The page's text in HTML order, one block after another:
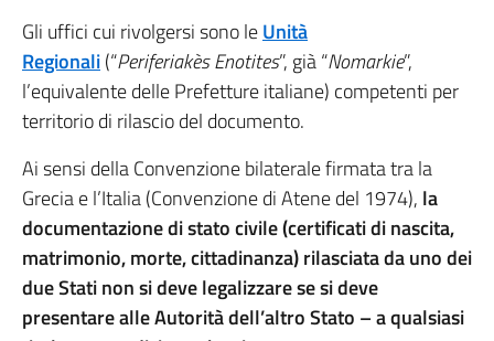
Gli uffici cui rivolgersi sono leUnità
Regionali(“Periferiakès Enotites”, già “Nomarkie”,
l’equivalente delle Prefetture italiane) competenti per
territorio di rilascio del documento.
Ai sensi della Convenzione bilaterale firmata tra la
Grecia e l’Italia (Convenzione di Atene del 1974), la
documentazione di stato civile (certificati di nascita,
matrimonio, morte, cittadinanza) rilasciata da uno dei
due Stati non si deve legalizzare se si deve
presentare alle Autorità dell’altro Stato – a qualsiasi